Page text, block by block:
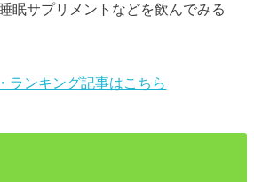
眠サプリメントなどを飲んでみる
ランキング記事はこちら